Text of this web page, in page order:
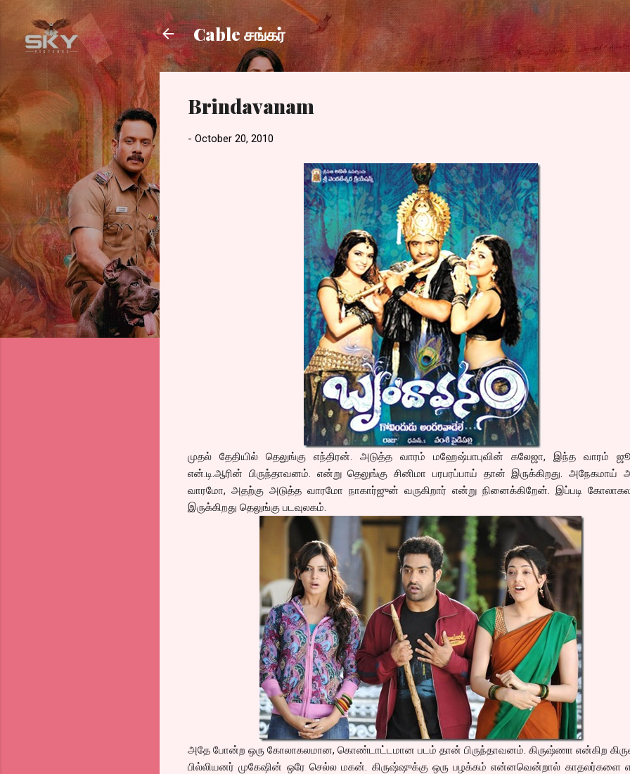
Skip to main content
Cable சங்கர்
Brindavanam
- October 20, 2010
முதல் தேதியில் தெலுங்கு எந்திரன். அடுத்த வாரம் மஹேஷ்பாபுவின் கலேஜா, இந்த வாரம்
என்.டி.ஆரின் பிருந்தாவனம். என்று தெலுங்கு சினிமா பரபரப்பாய் தான் இருக்கிறது. அநேகமாய்
வாரமோ, அதற்கு அடுத்த வாரமோ நாகார்ஜுன் வருகிறார் என்று நினைக்கிறேன். இப்படி
இருக்கிறது தெலுங்கு படவுலகம்.
அதே போன்ற ஒரு கோலாகலமான, கொண்டாட்டமான படம் தான் பிருந்தாவனம். கிருஷ்ணா என்கிற
பில்லியனர் முகேஷின் ஒரே செல்ல மகன். கிருஷ்ஷுக்கு ஒரு பழக்கம் என்னவென்றால் காதலர்களை